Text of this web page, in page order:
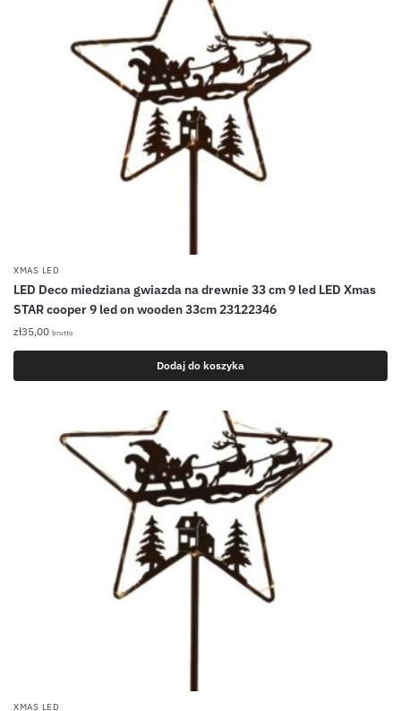
XMAS LED
LED Deco miedziana gwiazda na drewnie 33 cm 9 led LED Xmas
STAR cooper 9 led on wooden 33cm 23122346
zł35,00 brutto
Dodaj do koszyka
XMAS LED